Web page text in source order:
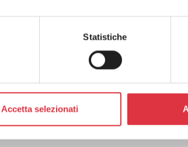
Statistiche
Accetta selezionati
in modo naturale.Le promozioni sono
ai reali picchi di attività.
partendo dai dati